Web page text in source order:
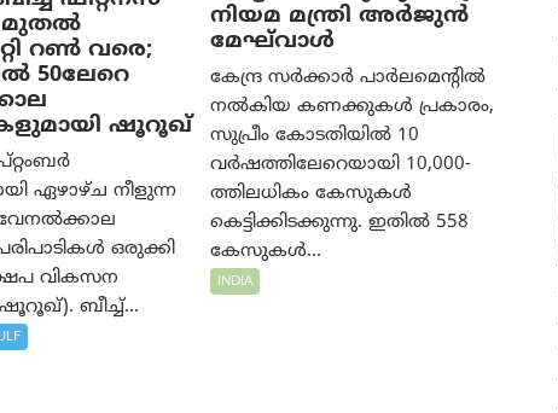
മുതൽ
റൺ വരെ;
50ലേറെ
ഷൂറൂഖ്
ഏഴാഴ്ച നീളുന്ന
ഒരുക്കി
വികസന
ബീച്ച്...
നിയമ മന്ത്രി അര്‍ജുന്‍
മേഘ്‌വാള്‍
കേന്ദ്ര സർക്കാർ പാർലമെന്റിൽ
നൽകിയ കണക്കുകൾ പ്രകാരം,
സുപ്രീം കോടതിയിൽ 10
വർഷത്തിലേറെയായി 10,000-
ത്തിലധികം കേസുകൾ
കെട്ടിക്കിടക്കുന്നു. ഇതിൽ 558
കേസുകൾ...
INDIA